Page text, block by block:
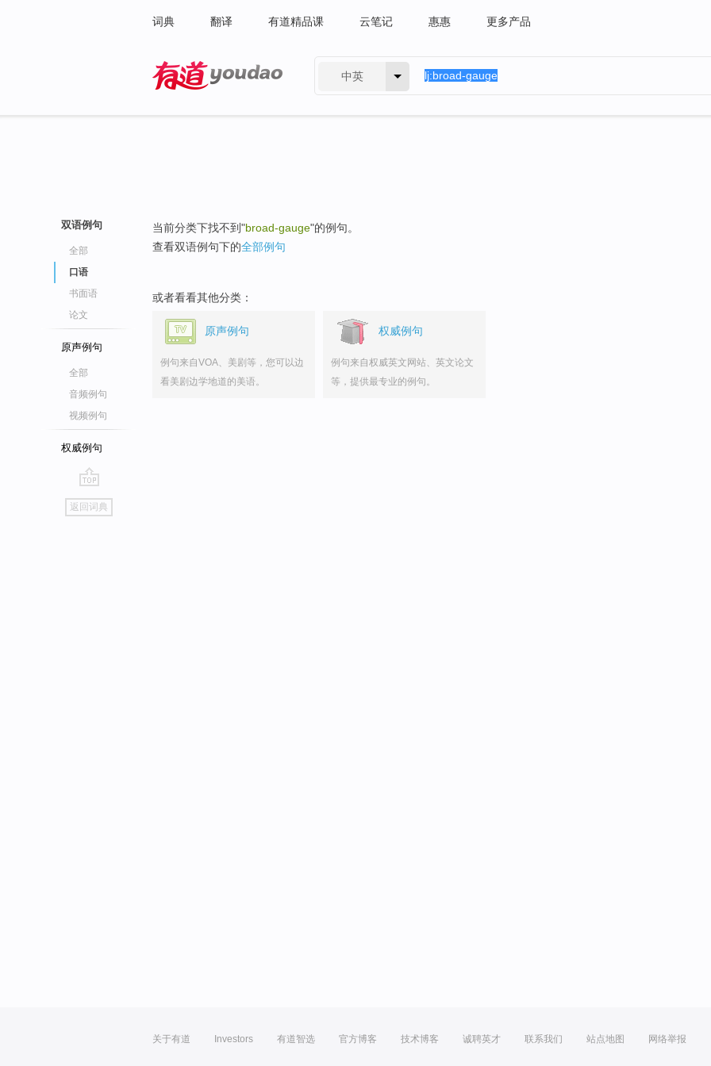
词典 翻译 有道精品课 云笔记 惠惠 更多产品
中英
双语例句
全部
口语
书面语
论文
原声例句
全部
音频例句
视频例句
权威例句
go
top
返回词典
当前分类下找不到"broad-gauge"的例句。
查看双语例句下的全部例句
或者看看其他分类：
原声例句
例句来自VOA、美剧等，您可以边
看美剧边学地道的美语。
权威例句
例句来自权威英文网站、英文论文
等，提供最专业的例句。
关于有道 Investors 有道智选 官方博客 技术博客 诚聘英才 联系我们 站点地图 网络举报